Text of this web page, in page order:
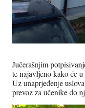
Jučerašnjim
te najavljeno kako će
Uz unaprjeđenje
prevoz za učenike do